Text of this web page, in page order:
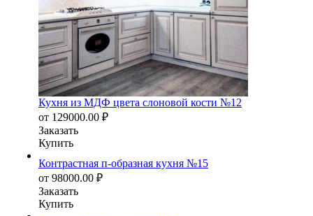
Кухня из МДФ цвета слоновой кости №12
от 129000.00 ₽
Заказать
Купить
Контрастная п-образная кухня №15
от 98000.00 ₽
Заказать
Купить